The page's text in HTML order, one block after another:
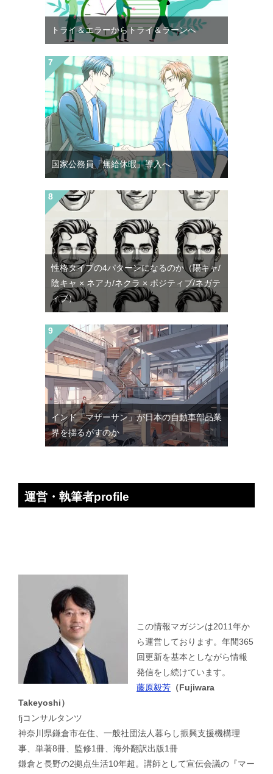
トライ＆エラーからトライ＆ラーンへ
国家公務員「無給休暇」導入へ
性格タイプの4パターンになるのか（陽キャ/
陰キャ × ネアカ/ネクラ × ポジティブ/ネガテ
ィブ）
インド「マザーサン」が日本の自動車部品業
界を揺るがすのか
運営・執筆者profile
この情報マガジンは2011年か
ら運営しております。年間365
回更新を基本としながら情報
発信をし続けています。
藤原毅芳 （Fujiwara
Takeyoshi）
fjコンサルタンツ
神奈川県鎌倉市在住、一般社団法人暮らし振興支援機構理
事、単著8冊、監修1冊、海外翻訳出版1冊
鎌倉と長野の2拠点生活10年超。講師として宣伝会議の『マー